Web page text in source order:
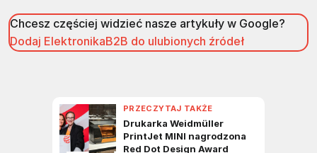
Chcesz częściej widzieć nasze artykuły w Google?
Dodaj ElektronikaB2B do ulubionych źródeł